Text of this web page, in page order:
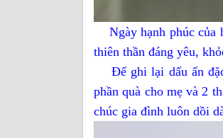
Ngày hạnh phúc của
thiên thần đáng yêu,
Để ghi lại dấu ấn đặc
phần quà cho mẹ và 2
chúc gia đình luôn dồi